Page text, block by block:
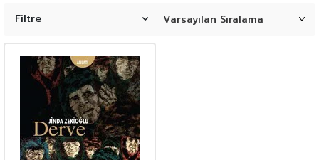
Filtre